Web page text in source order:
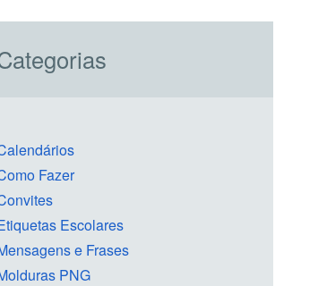
Fazer
Escolares
e Frases
PNG